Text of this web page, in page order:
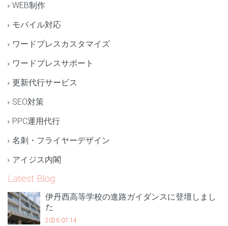
WEB制作
モバイル対応
ワードプレスカスタマイズ
ワードプレスサポート
更新代行サービス
SEO対策
PPC運用代行
名刺・フライヤーデザイン
アイジス内閣
Latest Blog
伊丹西高等学校の進路ガイダンスに登壇しまし
た
2026.07.14